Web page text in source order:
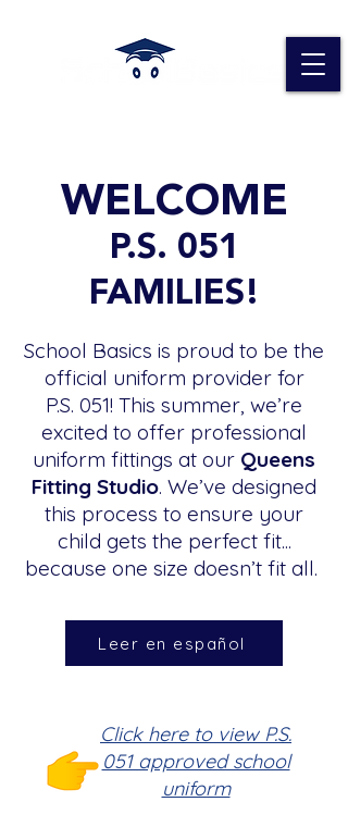
WELCOME
P.S. 051
FAMILIES!
School Basics is proud to be the
official uniform provider for
P.S. 051! This summer, we’re
excited to offer professional
uniform fittings at our Queens
Fitting Studio. We’ve designed
this process to ensure your
child gets the perfect fit...
because one size doesn’t fit all.
Leer en español
Click here to view P.S.
051 approved school
uniform